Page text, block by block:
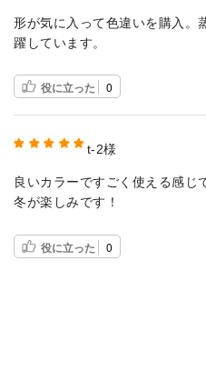
形が気に入って色違いを購入。
躍しています。
役に立った 0
t-2様
良いカラーですごく使える感じ
冬が楽しみです！
役に立った 0